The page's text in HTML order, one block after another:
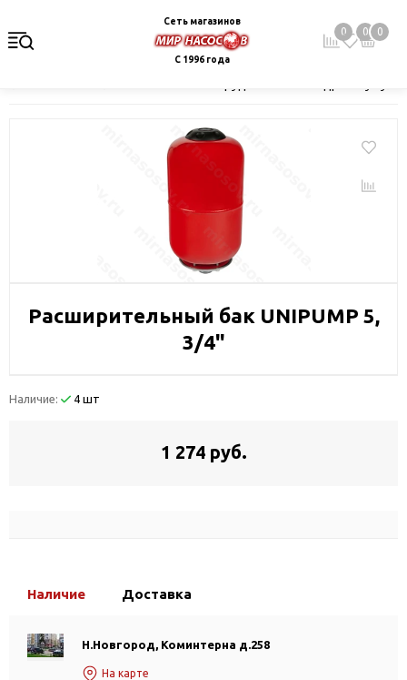
Сеть магазинов
С 1996 года
0 0 0
Расширительный бак UNIPUMP 5,
3/4"
Наличие: 4 шт
1 274 руб.
Наличие Доставка
Н.Новгород, Коминтерна д.258
На карте